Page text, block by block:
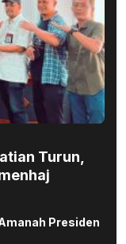
Turun,
Presiden